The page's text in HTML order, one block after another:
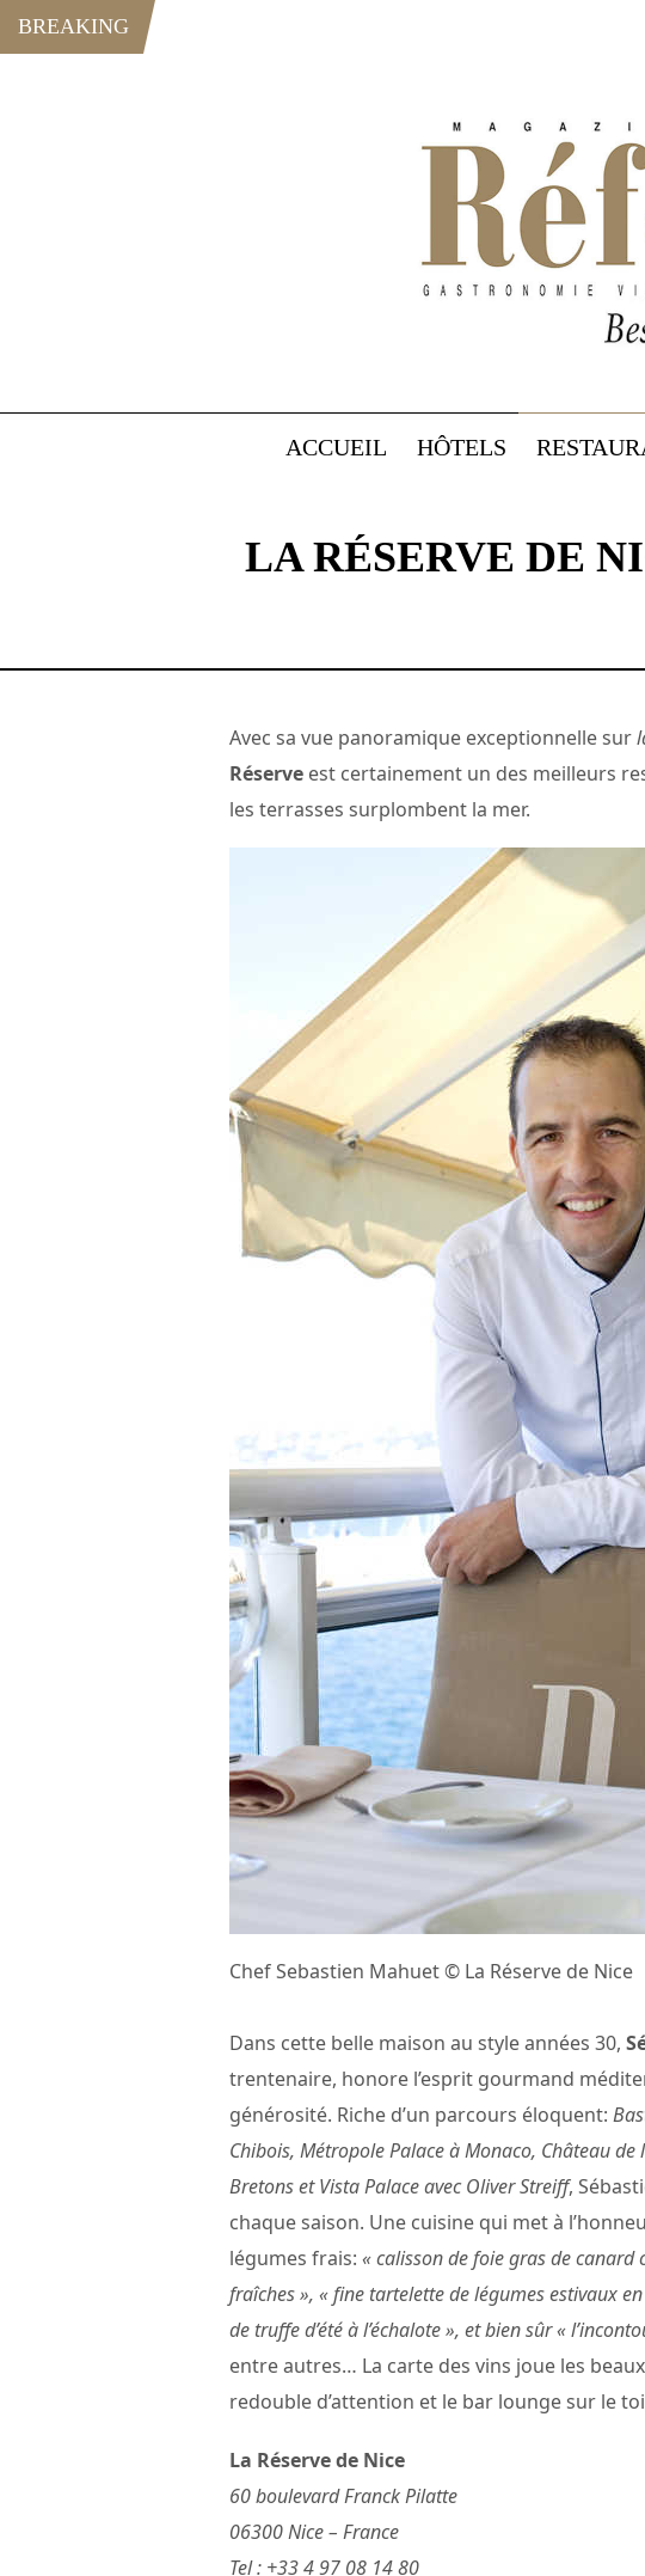
BREAKING
ACCUEIL HÔTELS
LA RÉSERVE DE
Avec sa vue panoramique exceptionnelle sur
Réserve est certainement un des meilleurs
les terrasses surplombent la mer.
Chef Sebastien Mahuet © La Réserve de Nice
Dans cette belle maison au style années 30,
trentenaire, honore l’esprit gourmand
générosité. Riche d’un parcours éloquent:
Chibois, Métropole Palace à Monaco, Château de
Bretons et Vista Palace avec Oliver Streiff,
chaque saison. Une cuisine qui met à
légumes frais: « calisson de foie gras de
fraîches », « fine tartelette de légumes estivaux
de truffe d’été à l’échalote », et bien sûr «
entre autres… La carte des vins joue les
redouble d’attention et le bar lounge sur le
La Réserve de Nice
60 boulevard Franck Pilatte
06300 Nice – France
Tel : +33 4 97 08 14 80